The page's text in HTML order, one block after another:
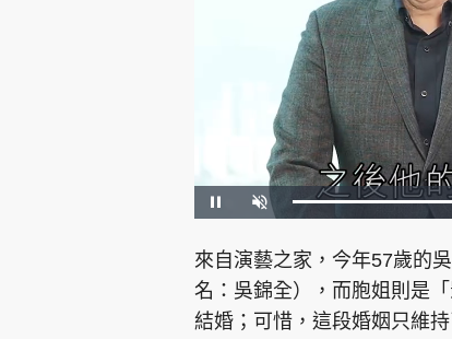
集團旗下品牌
P
a
e
U
n
t
e
L
e
d
:
7
6
來自演藝之家，今年57歲的
名：吳錦全），而胞姐則是
結婚；可惜，這段婚姻只維